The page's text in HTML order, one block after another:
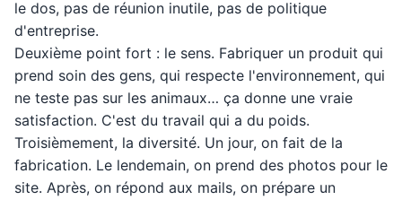
le dos, pas de réunion inutile, pas de politique
d'entreprise.
Deuxième point fort : le sens. Fabriquer un produit qui
prend soin des gens, qui respecte l'environnement, qui
ne teste pas sur les animaux… ça donne une vraie
satisfaction. C'est du travail qui a du poids.
Troisièmement, la diversité. Un jour, on fait de la
fabrication. Le lendemain, on prend des photos pour le
site. Après, on répond aux mails, on prépare un